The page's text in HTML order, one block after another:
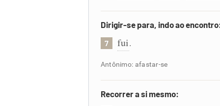
Dirigir-se para, indo ao
7 fui.
Antônimo: afastar-se
Recorrer a si mesmo: